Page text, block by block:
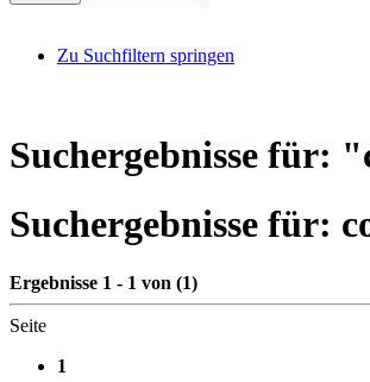
Zu Suchfiltern springen
Suchergebnisse für: "
Suchergebnisse für:
Ergebnisse 1 - 1 von (1)
Seite
1